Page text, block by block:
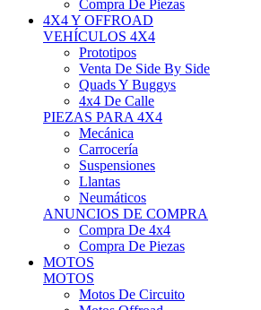
Compra De Piezas
4X4 Y OFFROAD
VEHÍCULOS 4X4
Prototipos
Venta De Side By Side
Quads Y Buggys
4x4 De Calle
PIEZAS PARA 4X4
Mecánica
Carrocería
Suspensiones
Llantas
Neumáticos
ANUNCIOS DE COMPRA
Compra De 4x4
Compra De Piezas
MOTOS
MOTOS
Motos De Circuito